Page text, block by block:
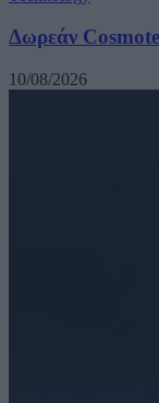
Δωρεάν
10/08/2026